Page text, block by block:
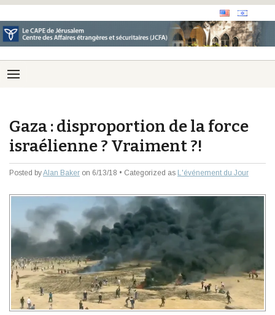
Gaza : disproportion de la force
israélienne ? Vraiment ?!
Posted byAlan Baker on 6/13/18 • Categorized as L'événement du Jour